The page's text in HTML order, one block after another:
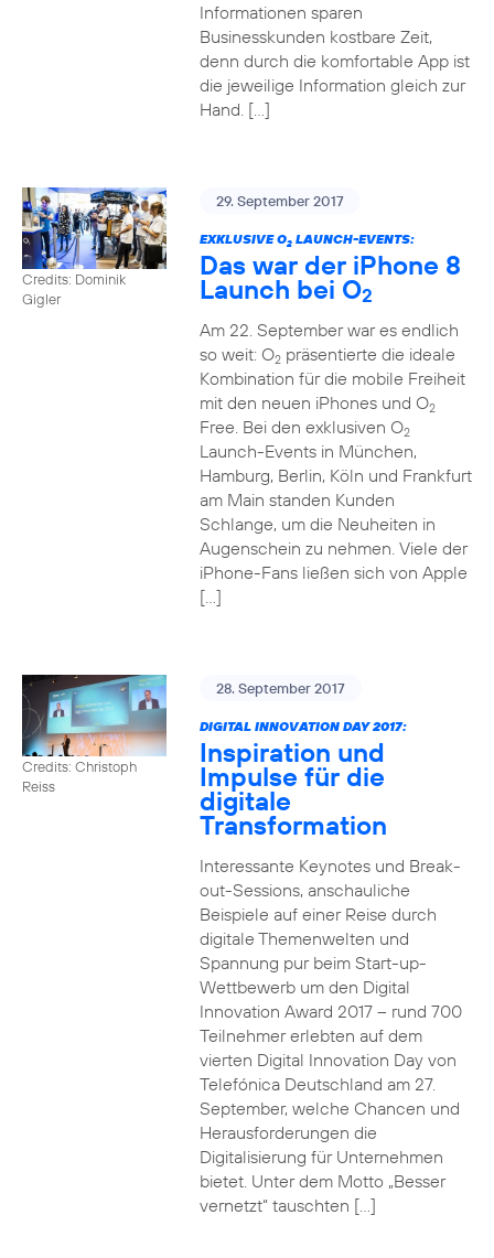
Informationen sparen
Businesskunden kostbare Zeit,
denn durch die komfortable App ist
die jeweilige Information gleich zur
Hand. […]
Credits: Dominik
Gigler
29. September 2017
EXKLUSIVE O2LAUNCH-EVENTS:
Das war der iPhone 8
Launch bei O2
Am 22. September war es endlich
so weit: O2präsentierte die ideale
Kombination für die mobile Freiheit
mit den neuen iPhones und O2
Free. Bei den exklusiven O2
Launch-Events in München,
Hamburg, Berlin, Köln und Frankfurt
am Main standen Kunden
Schlange, um die Neuheiten in
Augenschein zu nehmen. Viele der
iPhone-Fans ließen sich von Apple
[…]
Credits: Christoph
Reiss
28. September 2017
DIGITAL INNOVATION DAY 2017:
Inspiration und
Impulse für die
digitale
Transformation
Interessante Keynotes und Break-
out-Sessions, anschauliche
Beispiele auf einer Reise durch
digitale Themenwelten und
Spannung pur beim Start-up-
Wettbewerb um den Digital
Innovation Award 2017 – rund 700
Teilnehmer erlebten auf dem
vierten Digital Innovation Day von
Telefónica Deutschland am 27.
September, welche Chancen und
Herausforderungen die
Digitalisierung für Unternehmen
bietet. Unter dem Motto „Besser
vernetzt“ tauschten […]